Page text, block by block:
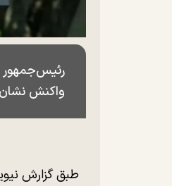
رئیس‌جمهور
واکنش
طبق گزارش